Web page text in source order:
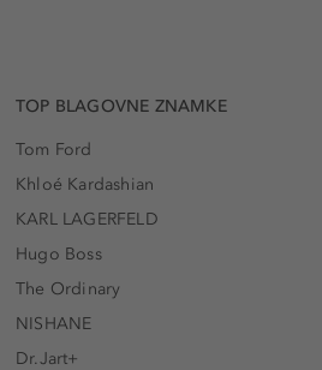
TOP BLAGOVNE ZNAMKE
Tom Ford
Khloé Kardashian
KARL LAGERFELD
Hugo Boss
The Ordinary
NISHANE
Dr.Jart+